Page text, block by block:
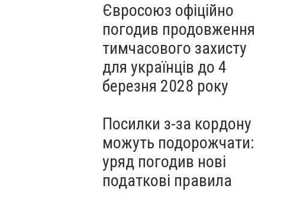
Євросоюз офіційно
погодив продовження
тимчасового захисту
для українців до 4
березня 2028 року
Посилки з-за кордону
можуть подорожчати:
уряд погодив нові
податкові правила